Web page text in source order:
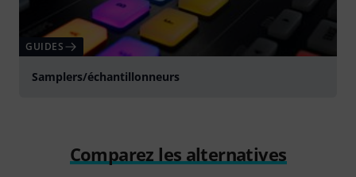
GUIDES
Samplers/échantillonneurs
Comparez les alternatives